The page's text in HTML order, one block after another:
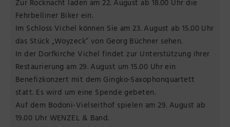
Zur Rocknacht laden am 22. August ab 18.00 Uhr die
Fehrbelliner Biker ein.
Im Schloss Vichel können Sie am 23. August ab 15.00 Uhr
das Stück „Woyzeck“ von Georg Büchner sehen.
In der Dorfkirche Vichel findet zur Unterstützung ihrer
Restaurierung am 29. August um 15.00 Uhr ein
Benefizkonzert mit dem Gingko-Saxophonquartett
statt. Es wird um eine Spende gebeten.
Auf dem Bodoni-Vielseithof spielen am 29. August ab
19.00 Uhr WENZEL & Band.